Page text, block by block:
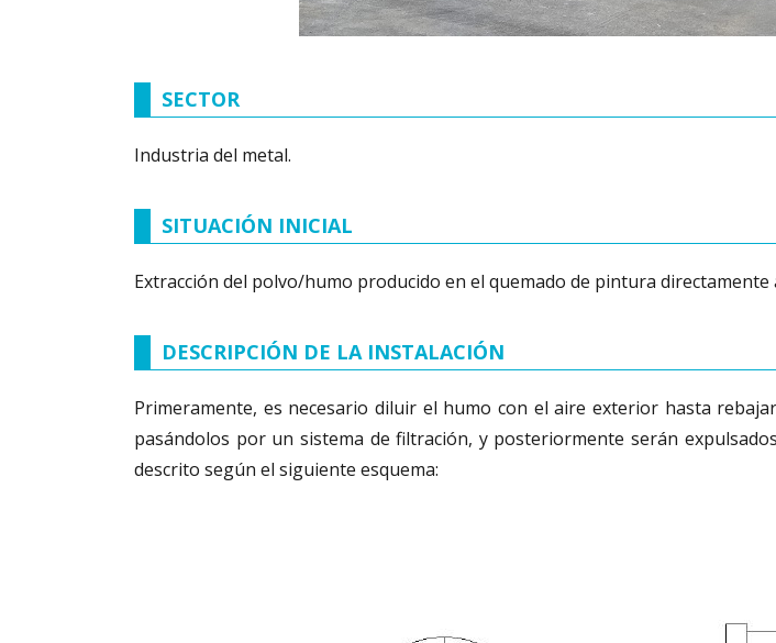
SECTOR
Industria del metal.
SITUACIÓN INICIAL
Extracción del polvo/humo producido en el quemado de pintura directamente
DESCRIPCIÓN DE LA INSTALACIÓN
Primeramente, es necesario diluir el humo con el aire exterior hasta
pasándolos por un sistema de filtración, y posteriormente serán
descrito según el siguiente esquema: